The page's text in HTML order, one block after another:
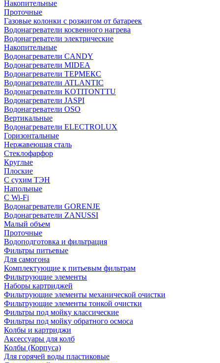
Накопительные
Проточные
Газовые колонки с розжигом от батареек
Водонагреватели косвенного нагрева
Водонагреватели электрические
Накопительные
Водонагреватели CANDY
Водонагреватели MIDEA
Водонагреватели ТЕРМЕКС
Водонагреватели ATLANTIC
Водонагреватели KOTITONTTU
Водонагреватели JASPI
Водонагреватели OSO
Вертикальные
Водонагреватели ELECTROLUX
Горизонтальные
Нержавеющая сталь
Стеклофарфор
Круглые
Плоские
С сухим ТЭН
Напольные
С Wi-Fi
Водонагреватели GORENJE
Водонагреватели ZANUSSI
Малый объем
Проточные
Водоподготовка и фильтрация
Фильтры питьевые
Для самогона
Комплектующие к питьевым фильтрам
Фильтрующие элементы
Наборы картриджей
Фильтрующие элементы механической очистки
Фильтрующие элементы тонкой очистки
Фильтры под мойку классические
Фильтры под мойку обратного осмоса
Колбы и картриджи
Аксессуары для колб
Колбы (Корпуса)
Для горячей воды пластиковые